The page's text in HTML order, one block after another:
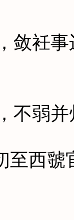
衽事
弱并
西虢